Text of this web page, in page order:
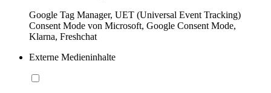
Google Tag Manager, UET (Universal Event Tracking)
Consent Mode von Microsoft, Google Consent Mode,
Klarna, Freshchat
Externe Medieninhalte